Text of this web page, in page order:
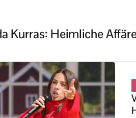
Kurras: Heimliche